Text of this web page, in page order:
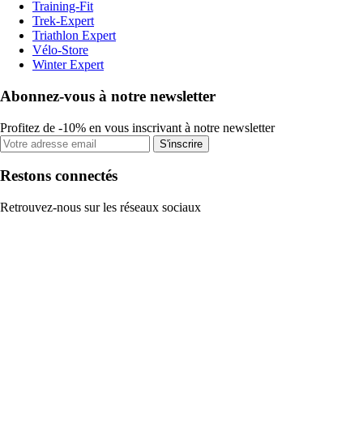
Training-Fit
Trek-Expert
Triathlon Expert
Vélo-Store
Winter Expert
Abonnez-vous à notre newsletter
Profitez de -10% en vous inscrivant à notre newsletter
S'inscrire
Restons connectés
Retrouvez-nous sur les réseaux sociaux